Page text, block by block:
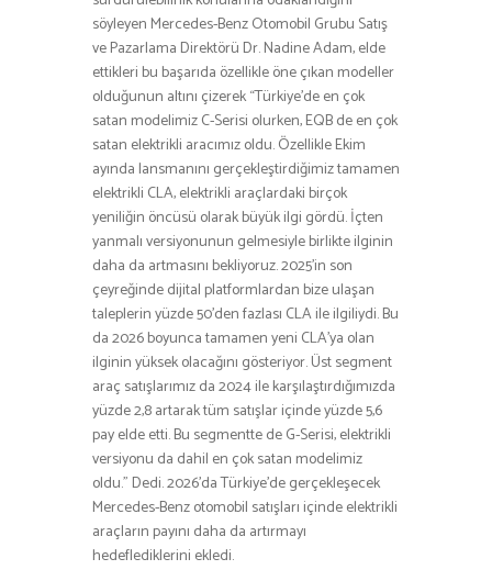
söyleyen Mercedes-Benz Otomobil Grubu Satış
ve Pazarlama Direktörü Dr. Nadine Adam, elde
ettikleri bu başarıda özellikle öne çıkan modeller
olduğunun altını çizerek “Türkiye’de en çok
satan modelimiz C-Serisi olurken, EQB de en çok
satan elektrikli aracımız oldu. Özellikle Ekim
ayında lansmanını gerçekleştirdiğimiz tamamen
elektrikli CLA, elektrikli araçlardaki birçok
yeniliğin öncüsü olarak büyük ilgi gördü. İçten
yanmalı versiyonunun gelmesiyle birlikte ilginin
daha da artmasını bekliyoruz. 2025’in son
çeyreğinde dijital platformlardan bize ulaşan
taleplerin yüzde 50’den fazlası CLA ile ilgiliydi. Bu
da 2026 boyunca tamamen yeni CLA’ya olan
ilginin yüksek olacağını gösteriyor. Üst segment
araç satışlarımız da 2024 ile karşılaştırdığımızda
yüzde 2,8 artarak tüm satışlar içinde yüzde 5,6
pay elde etti. Bu segmentte de G-Serisi, elektrikli
versiyonu da dahil en çok satan modelimiz
oldu.” Dedi. 2026’da Türkiye’de gerçekleşecek
Mercedes-Benz otomobil satışları içinde elektrikli
araçların payını daha da artırmayı
hedeflediklerini ekledi.